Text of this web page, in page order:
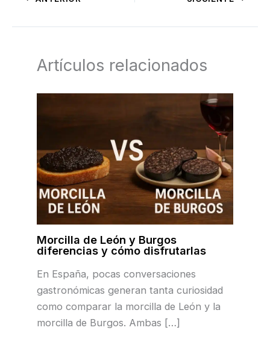
Artículos relacionados
Morcilla de León y Burgos
diferencias y cómo disfrutarlas
En España, pocas conversaciones
gastronómicas generan tanta curiosidad
como comparar la morcilla de León y la
morcilla de Burgos. Ambas […]